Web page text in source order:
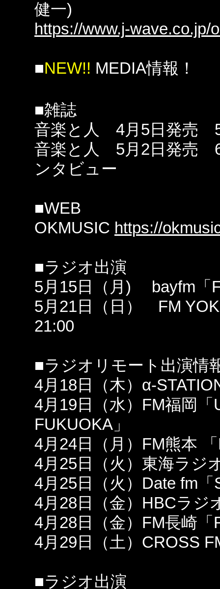
健一)
https://www.j-wave.co.jp/
■NEW!! MEDIA情報！
■雑誌
音楽と人 4月5日発売
音楽と人 5月2日発売
ンタビュー
■WEB
OKMUSIC https://
■ラジオ出演
5月15日（月) bayfm「
5月21日（日） FM
21:00
■ラジオリモート出演情
4月18日（木）α-
4月19日（水）FM福岡
FUKUOKA」
4月24日（月）FM熊本
4月25日（火）東海ラジ
4月25日（火）Date fm
4月28日（金）HBCラジ
4月28日（金）FM長崎「
4月29日（土）CROSS
■ラジオ出演